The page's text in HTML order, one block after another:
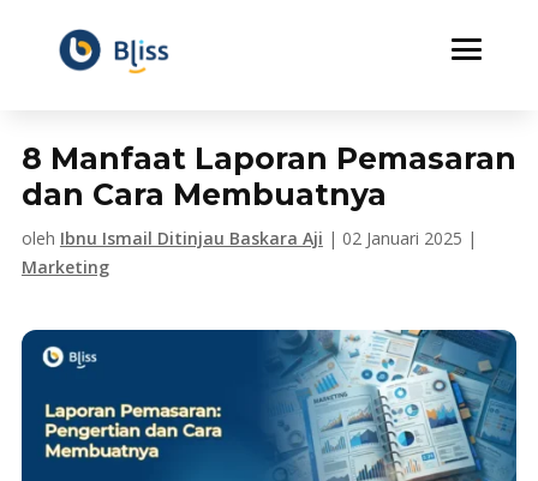
8 Manfaat Laporan Pemasaran
dan Cara Membuatnya
oleh Ibnu Ismail Ditinjau Baskara Aji | 02 Januari 2025 |
Marketing